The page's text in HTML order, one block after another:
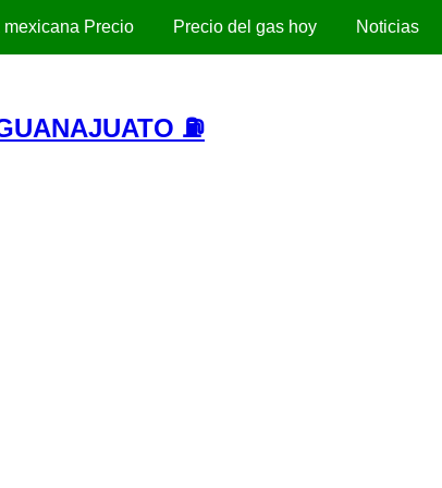
mexicana Precio Precio del gas hoy Noticias
⛽